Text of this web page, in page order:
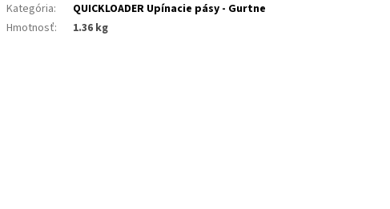
Kategória:
QUICKLOADER Upínacie pásy - Gurtne
Hmotnosť: 1.36 kg